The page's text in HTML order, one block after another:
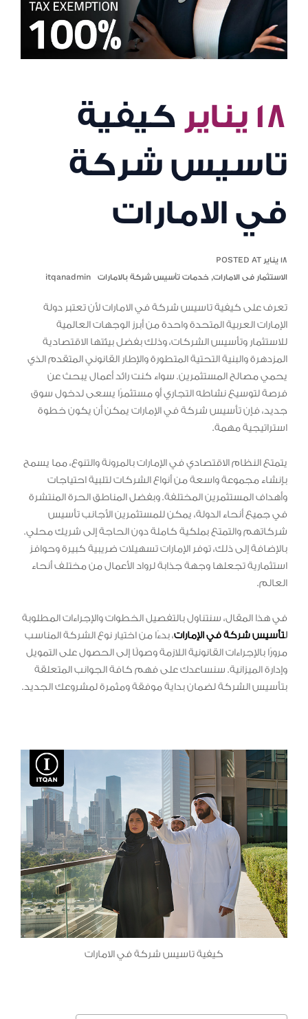
١٨ يناير
كيفية
تاسيس شركة
في الامارات
١٨ يناير POSTED AT
الاستثمار فى الامارات, خدمات تأسيس شركة بالامارات itqanadmin
تعرف على كيفية تاسيس شركة في الامارات لأن تعتبر دولة
الإمارات العربية المتحدة واحدة من أبرز الوجهات العالمية
للاستثمار وتأسيس الشركات، وذلك بفضل بيئتها الاقتصادية
المزدهرة والبنية التحتية المتطورة والإطار القانوني المتقدم الذي
يحمي مصالح المستثمرين. سواء كنت رائد أعمال يبحث عن
فرصة لتوسيع نشاطه التجاري أو مستثمرًا يسعى لدخول سوق
جديد، فإن تأسيس شركة في الإمارات يمكن أن يكون خطوة
استراتيجية مهمة.
يتمتع النظام الاقتصادي في الإمارات بالمرونة والتنوع، مما يسمح
بإنشاء مجموعة واسعة من أنواع الشركات لتلبية احتياجات
وأهداف المستثمرين المختلفة. وبفضل المناطق الحرة المنتشرة
في جميع أنحاء الدولة، يمكن للمستثمرين الأجانب تأسيس
شركاتهم والتمتع بملكية كاملة دون الحاجة إلى شريك محلي.
بالإضافة إلى ذلك، توفر الإمارات تسهيلات ضريبية كبيرة وحوافز
استثمارية تجعلها وجهة جذابة لرواد الأعمال من مختلف أنحاء
العالم.
في هذا المقال، سنتناول بالتفصيل الخطوات والإجراءات المطلوبة
لتأسيس شركة في الإمارات، بدءًا من اختيار نوع الشركة المناسب
مرورًا بالإجراءات القانونية اللازمة وصولًا إلى الحصول على التمويل
وإدارة الميزانية. سنساعدك على فهم كافة الجوانب المتعلقة
بتأسيس الشركة لضمان بداية موفقة ومثمرة لمشروعك الجديد.
كيفية تاسيس شركة في الامارات